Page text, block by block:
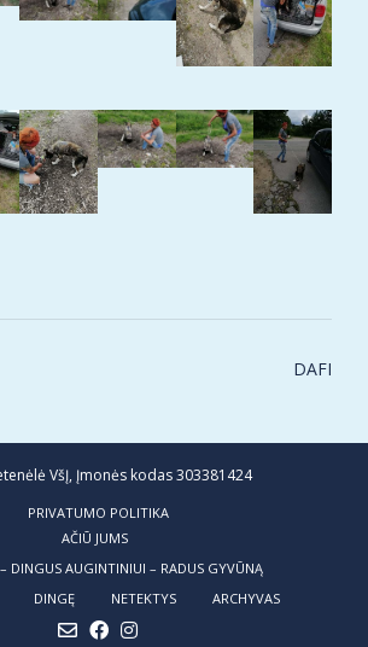
DAFI
VšĮ, Įmonės kodas 303381424
PRIVATUMO POLITIKA
AČIŪ JUMS
DINGUS AUGINTINIUI – RADUS GYVŪNĄ
DINGĘ NETEKTYS ARCHYVAS